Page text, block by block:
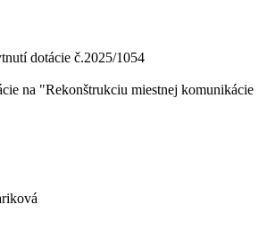
dotácie č.2025/1054
na "Rekonštrukciu miestnej komunikácie